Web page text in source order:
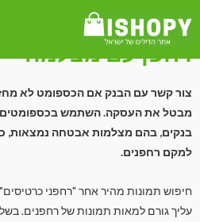
רחפן עם מצלמה
צור קשר עם הבנק אם הכספומט לא
מבטל את העסקה. השתמש בכספומטים
בנקים, בהם מצלמות אבטחה נמצאות,
למקם רחפנים.
חיפוש תמונות מהיר אחר "רחפני
עליך גורם למאות תמונות של רחפנים.